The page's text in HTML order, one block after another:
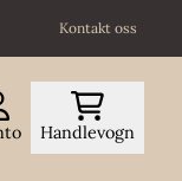
Kontakt oss
Handlevogn